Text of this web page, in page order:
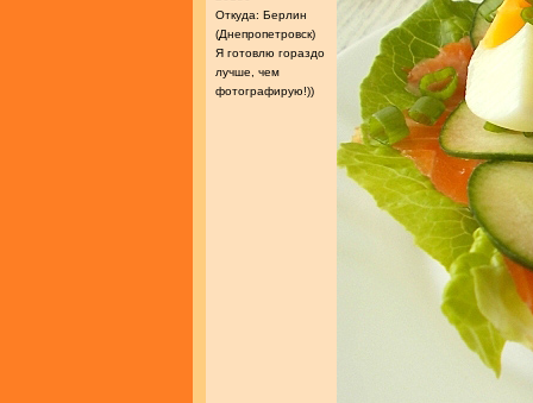
Откуда: Берлин
(Днепропетровск)
Я готовлю гораздо
лучше, чем
фотографирую!))